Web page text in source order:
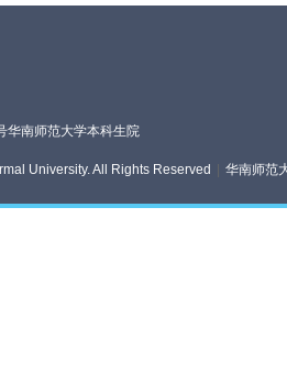
华南师范大学本科生院
University. All Rights Reserved 华南师范